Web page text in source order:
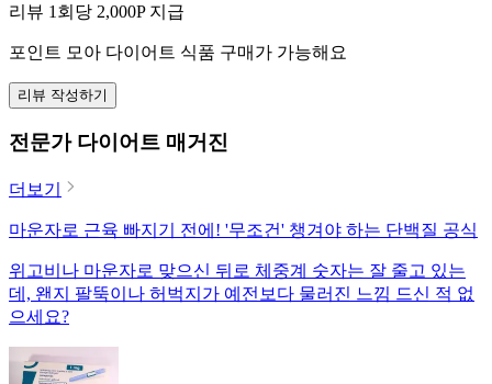
리뷰 1회당 2,000P 지급
포인트 모아 다이어트 식품 구매가 가능해요
리뷰 작성하기
전문가 다이어트 매거진
더보기
마운자로 근육 빠지기 전에! '무조건' 챙겨야 하는 단백질 공식
위고비나 마운자로 맞으신 뒤로 체중계 숫자는 잘 줄고 있는
데, 왠지 팔뚝이나 허벅지가 예전보다 물러진 느낌 드신 적 없
으세요?